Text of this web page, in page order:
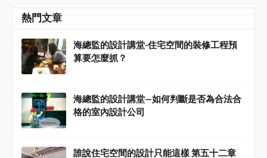
熱門文章
海總監的設計講堂-住宅空間的裝修工程預
算要怎麼抓？
海總監的設計講堂—如何判斷是否為合法合
格的室內設計公司
誰說住宅空間的設計只能這樣 第五十二章